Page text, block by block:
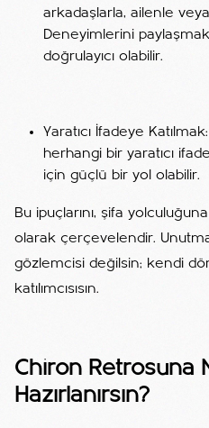
arkadaşlarla, ailenle
Deneyimlerini
doğrulayıcı olabilir.
Yaratıcı İfadeye
herhangi bir yaratıcı
için güçlü bir yol olabilir.
Bu ipuçlarını, şifa
olarak çerçevelendir.
gözlemcisi değilsin; kendi
katılımcısısın.
Chiron Retrosuna
Hazırlanırsın?